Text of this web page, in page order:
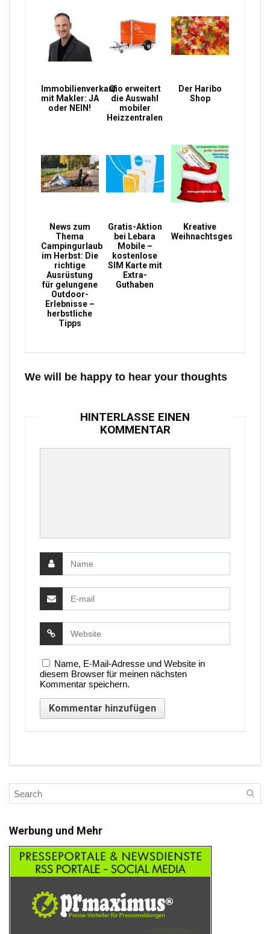
Immobilienverkauf
mit Makler: JA
oder NEIN!
Qio erweitert
die Auswahl
mobiler
Heizzentralen
Der Haribo
Shop
News zum
Thema
Campingurlaub
im Herbst: Die
richtige
Ausrüstung
für gelungene
Outdoor-
Erlebnisse –
herbstliche
Tipps
Gratis-Aktion
bei Lebara
Mobile –
kostenlose
SIM Karte mit
Extra-
Guthaben
Kreative
Weihnachtsgeschenke
We will be happy to hear your thoughts
HINTERLASSE EINEN
KOMMENTAR
Name, E-Mail-Adresse und Website in
diesem Browser für meinen nächsten
Kommentar speichern.
Werbung und Mehr